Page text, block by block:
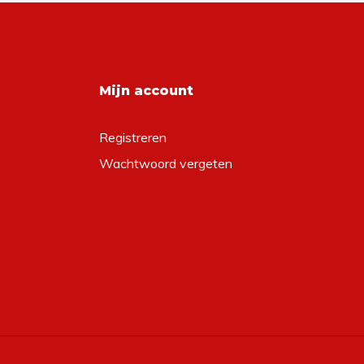
Mijn account
Registreren
Wachtwoord vergeten